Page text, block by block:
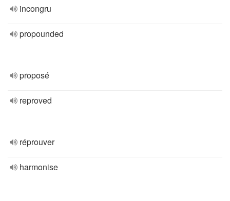
incongru
propounded
proposé
reproved
réprouver
harmonise